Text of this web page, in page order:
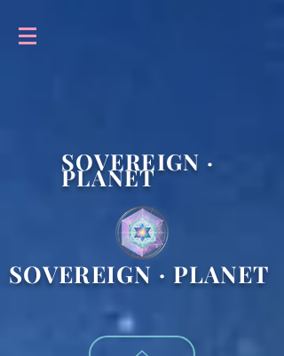
SOVEREIGN ·
PLANET
SOVEREIGN · PLANET